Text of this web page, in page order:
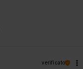
verificato